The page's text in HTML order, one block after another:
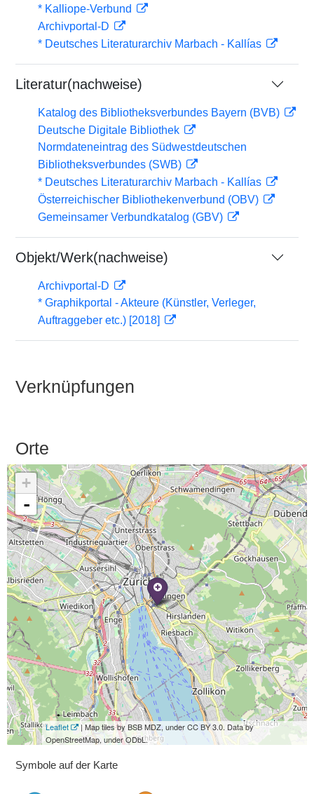
* Kalliope-Verbund
Archivportal-D
* Deutsches Literaturarchiv Marbach - Kallías
Literatur(nachweise)
Katalog des Bibliotheksverbundes Bayern (BVB)
Deutsche Digitale Bibliothek
Normdateneintrag des Südwestdeutschen
Bibliotheksverbundes (SWB)
* Deutsches Literaturarchiv Marbach - Kallías
Österreichischer Bibliothekenverbund (OBV)
Gemeinsamer Verbundkatalog (GBV)
Objekt/Werk(nachweise)
Archivportal-D
* Graphikportal - Akteure (Künstler, Verleger,
Auftraggeber etc.) [2018]
Verknüpfungen
Orte
+
-
Leaflet
| Map tiles by BSB MDZ, under CC BY 3.0. Data by
OpenStreetMap, under ODbL.
Symbole auf der Karte